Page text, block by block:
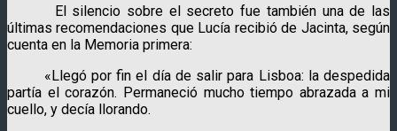
El silencio sobre el secreto fue también una de las
últimas recomendaciones que Lucía recibió de Jacinta, según
cuenta en la Memoria primera:
«Llegó por fin el día de salir para Lisboa: la despedida
partía el corazón. Permaneció mucho tiempo abrazada a mi
cuello, y decía llorando.